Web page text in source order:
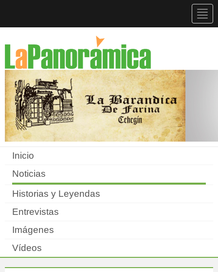
Inicio
Noticias
Historias y Leyendas
Entrevistas
Imágenes
Vídeos